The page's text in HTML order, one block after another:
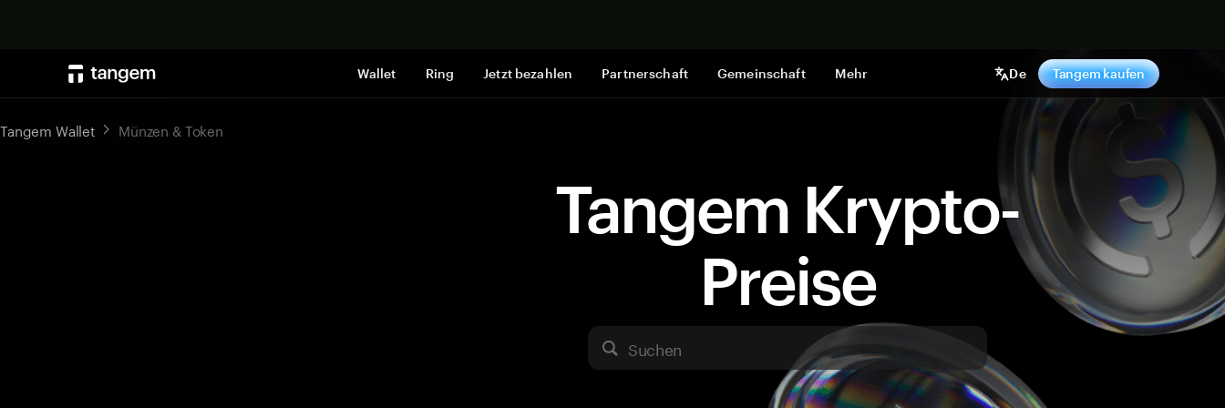
Wallet Ring Jetzt bezahlen Partnerschaft Gemeinschaft Mehr De Tangem kaufen
Tangem Krypto-
Preise
Suchen
Tangem Wallet Münzen & Token